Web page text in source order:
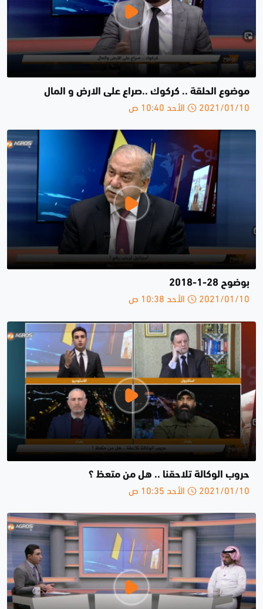
موضوع الحلقة .. كركوك ..صراع على الارض و المال
2021/01/10 الأحد 10:40 ص
بوضوح 28-1-2018
2021/01/10 الأحد 10:38 ص
حروب الوكالة تلاحقنا .. هل من متعظ ؟
2021/01/10 الأحد 10:35 ص